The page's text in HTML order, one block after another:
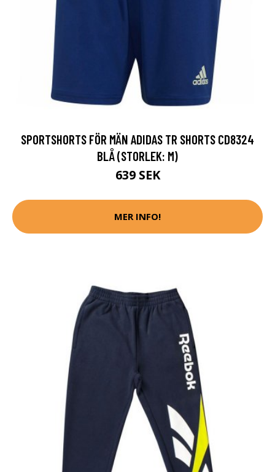
SPORTSHORTS FÖR MÄN ADIDAS TR SHORTS CD8324
BLÅ (STORLEK: M)
639 SEK
MER INFO!